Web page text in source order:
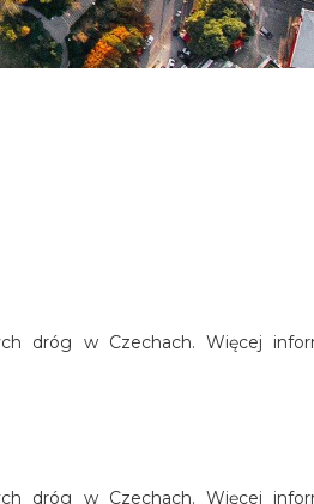
dróg w Czechach. Więcej
dróg w Czechach. Więcej